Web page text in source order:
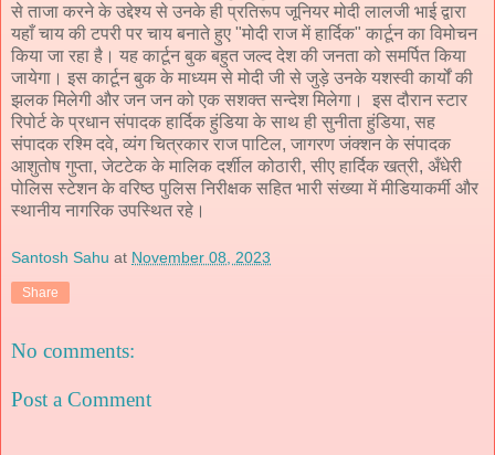
से ताजा करने के उद्देश्य से उनके ही प्रतिरूप जूनियर मोदी लालजी भाई द्वारा
यहाँ चाय की टपरी पर चाय बनाते हुए "मोदी राज में हार्दिक" कार्टून का विमोचन
किया जा रहा है। यह कार्टून बुक बहुत जल्द देश की जनता को समर्पित किया
जायेगा। इस कार्टून बुक के माध्यम से मोदी जी से जुड़े उनके यशस्वी कार्यों की
झलक मिलेगी और जन जन को एक सशक्त सन्देश मिलेगा। इस दौरान स्टार
रिपोर्ट के प्रधान संपादक हार्दिक हुंडिया के साथ ही सुनीता हुंडिया, सह
संपादक रश्मि दवे, व्यंग चित्रकार राज पाटिल, जागरण जंक्शन के संपादक
आशुतोष गुप्ता, जेटटेक के मालिक दर्शील कोठारी, सीए हार्दिक खत्री, अँधेरी
पोलिस स्टेशन के वरिष्ठ पुलिस निरीक्षक सहित भारी संख्या में मीडियाकर्मी और
स्थानीय नागरिक उपस्थित रहे।
Santosh Sahu at November 08, 2023
Share
No comments:
Post a Comment